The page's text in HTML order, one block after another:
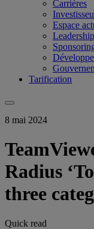
Carrières
Espace
Leadership
Tarification
8 mai 2024
Radius
three
Quick read